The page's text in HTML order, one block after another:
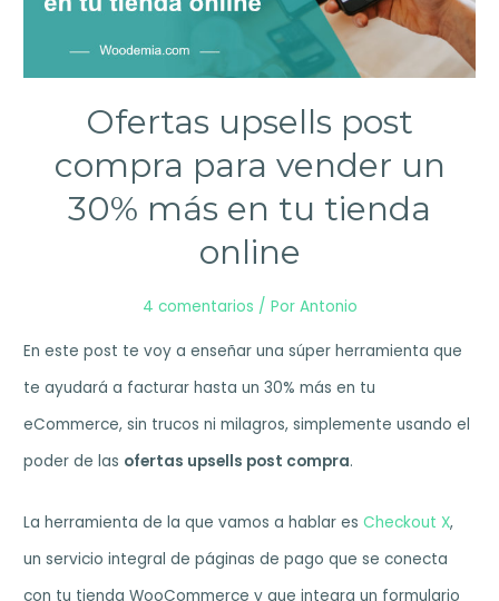
Ofertas upsells post
compra para vender un
30% más en tu tienda
online
4 comentarios / Por Antonio
En este post te voy a enseñar una súper herramienta que
te ayudará a facturar hasta un 30% más en tu
eCommerce, sin trucos ni milagros, simplemente usando el
poder de las ofertas upsells post compra.
La herramienta de la que vamos a hablar esCheckout X,
un servicio integral de páginas de pago que se conecta
con tu tienda WooCommerce y que integra un formulario